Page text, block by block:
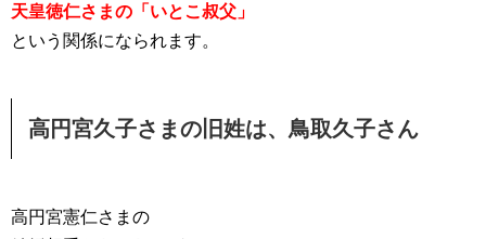
天皇徳仁さまの「いとこ叔父」
という関係になられます。
高円宮久子さまの旧姓は、鳥取久子さん
高円宮憲仁さまの